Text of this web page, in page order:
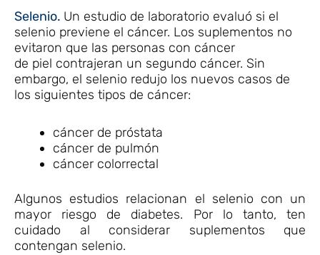
Selenio. Un estudio de laboratorio evaluó si el
selenio previene el cáncer. Los suplementos no
evitaron que las personas con cáncer
de piel contrajeran un segundo cáncer. Sin
embargo, el selenio redujo los nuevos casos de
los siguientes tipos de cáncer:
cáncer de próstata
cáncer de pulmón
cáncer colorrectal
Algunos estudios relacionan el selenio con un
mayor riesgo de diabetes. Por lo tanto, ten
cuidado al considerar suplementos que
contengan selenio.